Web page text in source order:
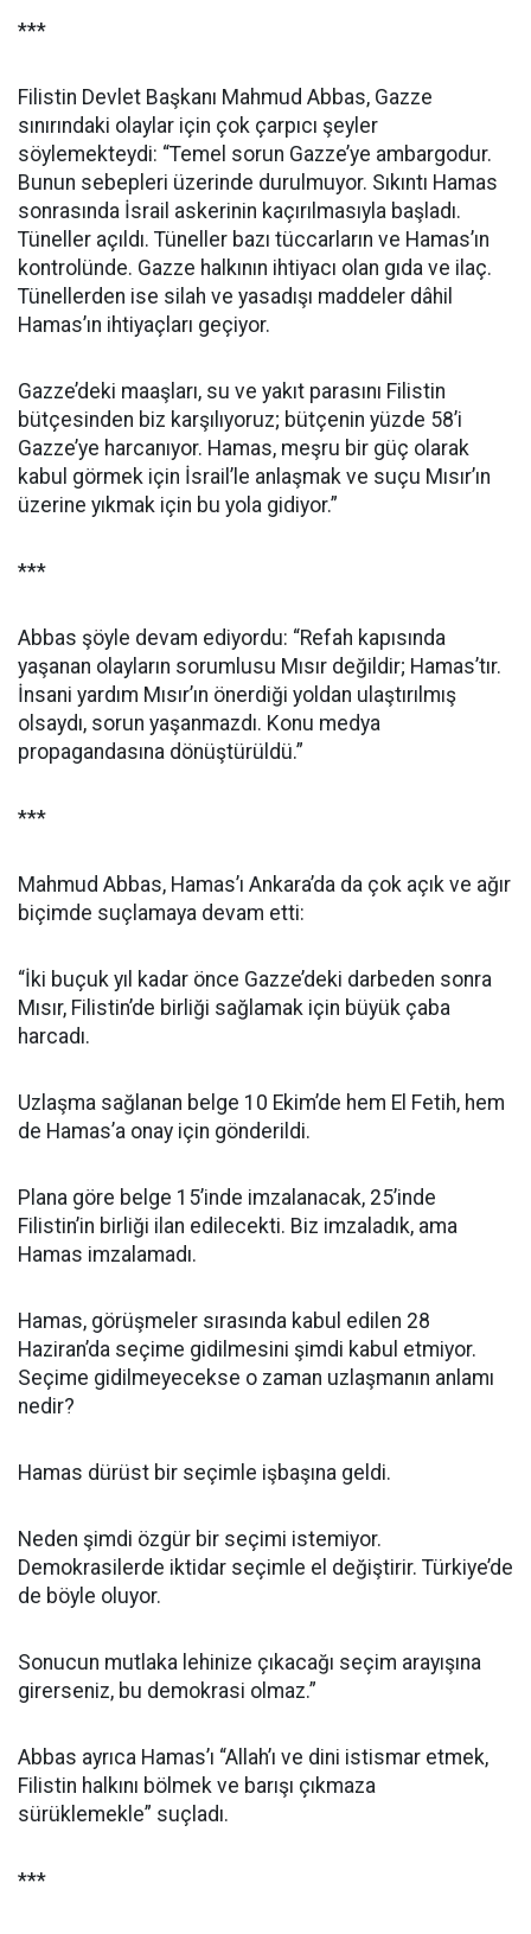
***
Filistin Devlet Başkanı Mahmud Abbas, Gazze
sınırındaki olaylar için çok çarpıcı şeyler
söylemekteydi: “Temel sorun Gazze’ye ambargodur.
Bunun sebepleri üzerinde durulmuyor. Sıkıntı Hamas
sonrasında İsrail askerinin kaçırılmasıyla başladı.
Tüneller açıldı. Tüneller bazı tüccarların ve Hamas’ın
kontrolünde. Gazze halkının ihtiyacı olan gıda ve ilaç.
Tünellerden ise silah ve yasadışı maddeler dâhil
Hamas’ın ihtiyaçları geçiyor.
Gazze’deki maaşları, su ve yakıt parasını Filistin
bütçesinden biz karşılıyoruz; bütçenin yüzde 58’i
Gazze’ye harcanıyor. Hamas, meşru bir güç olarak
kabul görmek için İsrail’le anlaşmak ve suçu Mısır’ın
üzerine yıkmak için bu yola gidiyor.”
***
Abbas şöyle devam ediyordu: “Refah kapısında
yaşanan olayların sorumlusu Mısır değildir; Hamas’tır.
İnsani yardım Mısır’ın önerdiği yoldan ulaştırılmış
olsaydı, sorun yaşanmazdı. Konu medya
propagandasına dönüştürüldü.”
***
Mahmud Abbas, Hamas’ı Ankara’da da çok açık ve ağır
biçimde suçlamaya devam etti:
“İki buçuk yıl kadar önce Gazze’deki darbeden sonra
Mısır, Filistin’de birliği sağlamak için büyük çaba
harcadı.
Uzlaşma sağlanan belge 10 Ekim’de hem El Fetih, hem
de Hamas’a onay için gönderildi.
Plana göre belge 15’inde imzalanacak, 25’inde
Filistin’in birliği ilan edilecekti. Biz imzaladık, ama
Hamas imzalamadı.
Hamas, görüşmeler sırasında kabul edilen 28
Haziran’da seçime gidilmesini şimdi kabul etmiyor.
Seçime gidilmeyecekse o zaman uzlaşmanın anlamı
nedir?
Hamas dürüst bir seçimle işbaşına geldi.
Neden şimdi özgür bir seçimi istemiyor.
Demokrasilerde iktidar seçimle el değiştirir. Türkiye’de
de böyle oluyor.
Sonucun mutlaka lehinize çıkacağı seçim arayışına
girerseniz, bu demokrasi olmaz.”
Abbas ayrıca Hamas’ı “Allah’ı ve dini istismar etmek,
Filistin halkını bölmek ve barışı çıkmaza
sürüklemekle” suçladı.
***